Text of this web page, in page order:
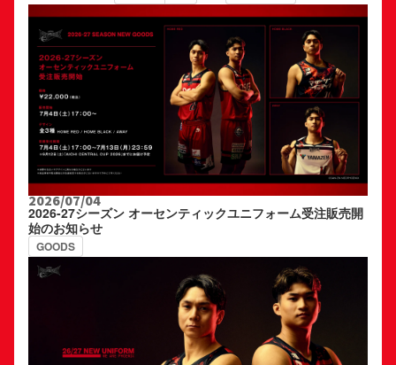
2026/07/04
2026-27シーズン オーセンティックユニフォーム受注販売開
始のお知らせ
GOODS